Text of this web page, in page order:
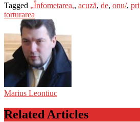
Tagged „Înfometarea,, acuză, de, onu/,
torturarea
Marius Leontiuc
Related Articles